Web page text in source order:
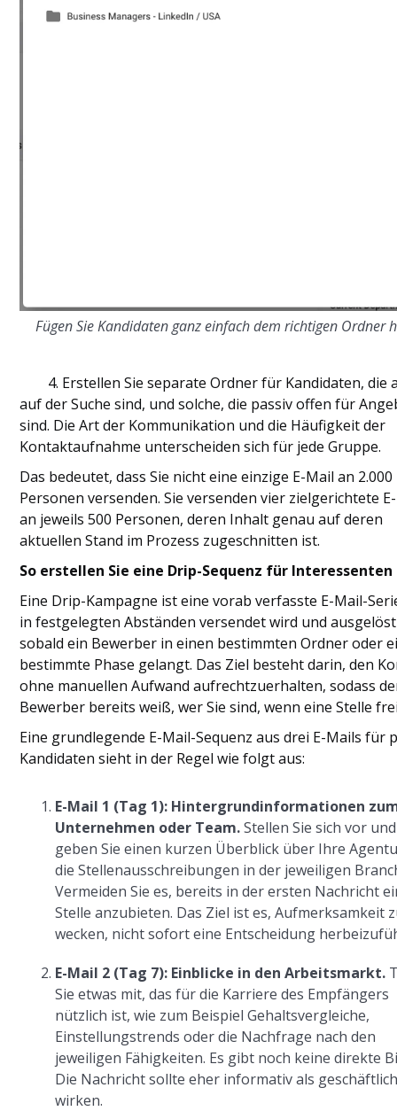
Fügen Sie Kandidaten ganz einfach dem richtigen Ordner
4. Erstellen Sie separate Ordner für Kandidaten, die
auf der Suche sind, und solche, die passiv offen für
sind. Die Art der Kommunikation und die Häufigkeit der
Kontaktaufnahme unterscheiden sich für jede Gruppe.
Das bedeutet, dass Sie nicht eine einzige E-Mail an 2.000
Personen versenden. Sie versenden vier zielgerichtete
an jeweils 500 Personen, deren Inhalt genau auf deren
aktuellen Stand im Prozess zugeschnitten ist.
So erstellen Sie eine Drip-Sequenz für Interessenten
Eine Drip-Kampagne ist eine vorab verfasste E-Mail-
in festgelegten Abständen versendet wird und
sobald ein Bewerber in einen bestimmten Ordner oder
bestimmte Phase gelangt. Das Ziel besteht darin, den
ohne manuellen Aufwand aufrechtzuerhalten, sodass
Bewerber bereits weiß, wer Sie sind, wenn eine Stelle
Eine grundlegende E-Mail-Sequenz aus drei E-Mails für
Kandidaten sieht in der Regel wie folgt aus:
E-Mail 1 (Tag 1): Hintergrundinformationen
Unternehmen oder Team.Stellen Sie sich vor und
geben Sie einen kurzen Überblick über Ihre
die Stellenausschreibungen in der jeweiligen
Vermeiden Sie es, bereits in der ersten Nachricht
Stelle anzubieten. Das Ziel ist es, Aufmerksamkeit
wecken, nicht sofort eine Entscheidung
E-Mail 2 (Tag 7): Einblicke in den Arbeitsmarkt.
Sie etwas mit, das für die Karriere des Empfängers
nützlich ist, wie zum Beispiel Gehaltsvergleiche,
Einstellungstrends oder die Nachfrage nach den
jeweiligen Fähigkeiten. Es gibt noch keine direkte
Die Nachricht sollte eher informativ als
wirken.